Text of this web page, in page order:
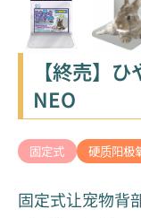
【終売】
NEO
固定式 硬质阳极
固定式让宠物背